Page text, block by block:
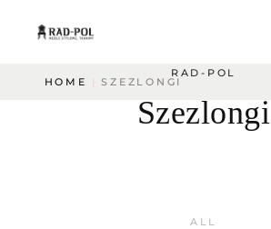
HOME SZEZLONGI
RAD-POL
Szezlongi
ALL